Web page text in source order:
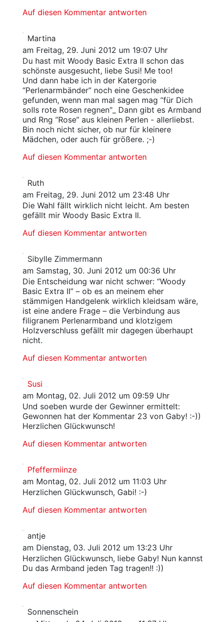
Auf diesen Kommentar antworten
Martina
am Freitag, 29. Juni 2012 um 19:07 Uhr
Du hast mit Woody Basic Extra II schon das
schönste ausgesucht, liebe Susi! Me too!
Und dann habe ich in der Katergorie
“Perlenarmbänder” noch eine Geschenkidee
gefunden, wenn man mal sagen mag “für Dich
solls rote Rosen regnen"_ Dann gibt es Armband
und Rng “Rose” aus kleinen Perlen - allerliebst.
Bin noch nicht sicher, ob nur für kleinere
Mädchen, oder auch für größere. ;-)
Auf diesen Kommentar antworten
Ruth
am Freitag, 29. Juni 2012 um 23:48 Uhr
Die Wahl fällt wirklich nicht leicht. Am besten
gefällt mir Woody Basic Extra II.
Auf diesen Kommentar antworten
Sibylle Zimmermann
am Samstag, 30. Juni 2012 um 00:36 Uhr
Die Entscheidung war nicht schwer: “Woody
Basic Extra II” – ob es an meinem eher
stämmigen Handgelenk wirklich kleidsam wäre,
ist eine andere Frage – die Verbindung aus
filigranem Perlenarmband und klotzigem
Holzverschluss gefällt mir dagegen überhaupt
nicht.
Auf diesen Kommentar antworten
Susi
am Montag, 02. Juli 2012 um 09:59 Uhr
Und soeben wurde der Gewinner ermittelt:
Gewonnen hat der Kommentar 23 von Gaby! :-))
Herzlichen Glückwunsch!
Auf diesen Kommentar antworten
Pfeffermiinze
am Montag, 02. Juli 2012 um 11:03 Uhr
Herzlichen Glückwunsch, Gabi! :-)
Auf diesen Kommentar antworten
antje
am Dienstag, 03. Juli 2012 um 13:23 Uhr
Herzlichen Glückwunsch, liebe Gaby! Nun kannst
Du das Armband jeden Tag tragen!! :))
Auf diesen Kommentar antworten
Sonnenschein